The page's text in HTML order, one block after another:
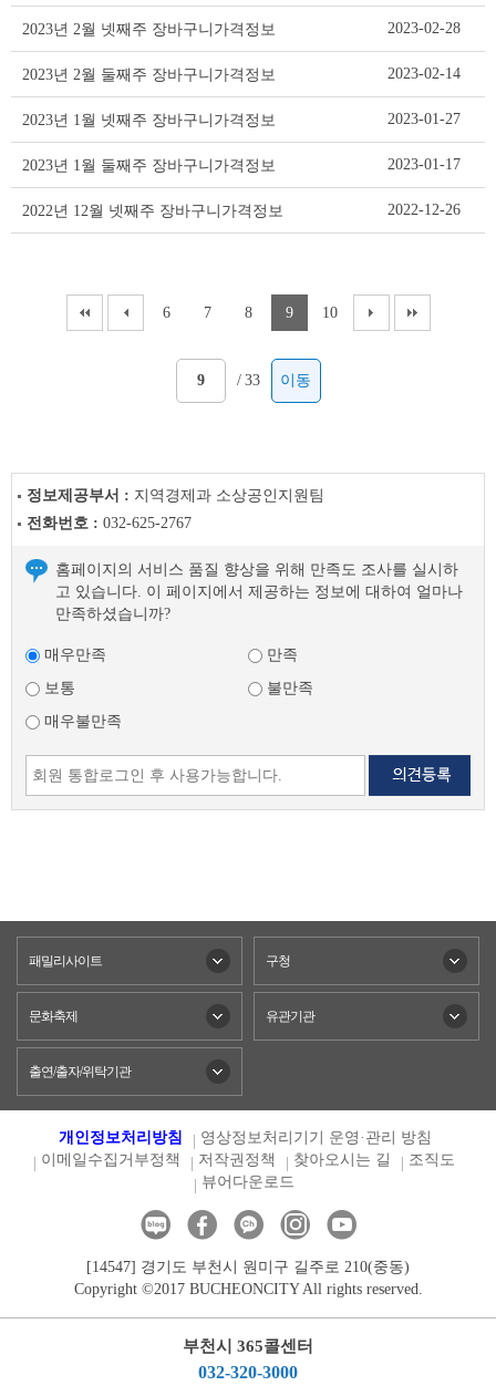
테
이
블
2023년 2월 넷째주 장바구니가격정보 2023-02-28
2023년 2월 둘째주 장바구니가격정보 2023-02-14
2023년 1월 넷째주 장바구니가격정보 2023-01-27
2023년 1월 둘째주 장바구니가격정보 2023-01-17
2022년 12월 넷째주 장바구니가격정보 2022-12-26
6 7 8 9 10
/ 33 이동
정보제공부서 : 지역경제과 소상공인지원팀
전화번호 : 032-625-2767
홈페이지의 서비스 품질 향상을 위해 만족도 조사를 실시하
고 있습니다. 이 페이지에서 제공하는 정보에 대하여 얼마나
만족하셨습니까?
매우만족
만족
보통
불만족
매우불만족
패밀리사이트 구청
문화축제 유관기관
출연/출자/위탁기관
개인정보처리방침
영상정보처리기기 운영·관리 방침
이메일수집거부정책
저작권정책 찾아오시는 길
조직도
뷰어다운로드
[14547] 경기도 부천시 원미구 길주로 210(중동)
Copyright ©2017 BUCHEONCITY All rights reserved.
부천시 365콜센터
032-320-3000